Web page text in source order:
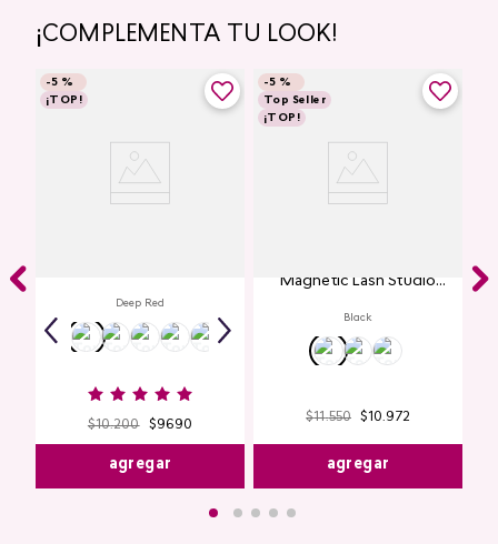
¡COMPLEMENTA TU LOOK!
-5 %
¡TOP!
Deep Red
$10.200 $9690
agregar
-5 %
Top Seller
¡TOP!
Magnetic Lash Studio
Black
$11.550 $ 10.972
agregar